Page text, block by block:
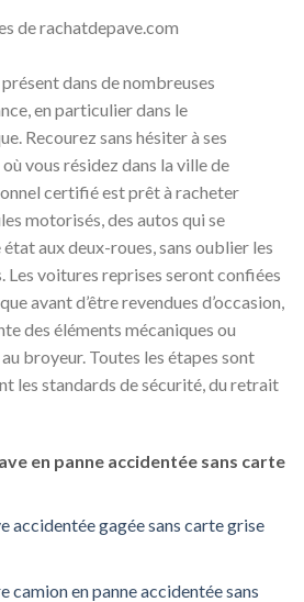
de rachatdepave.com
dans de nombreuses
en particulier dans le
Recourez sans hésiter à ses
vous résidez dans la ville de
certifié est prêt à racheter
motorisés, des autos qui se
aux deux-roues, sans oublier les
Les voitures reprises seront confiées
avant d’être revendues d’occasion,
des éléments mécaniques ou
broyeur. Toutes les étapes sont
les standards de sécurité, du retrait
en panne accidentée sans carte
accidentée gagée sans carte grise
camion en panne accidentée sans